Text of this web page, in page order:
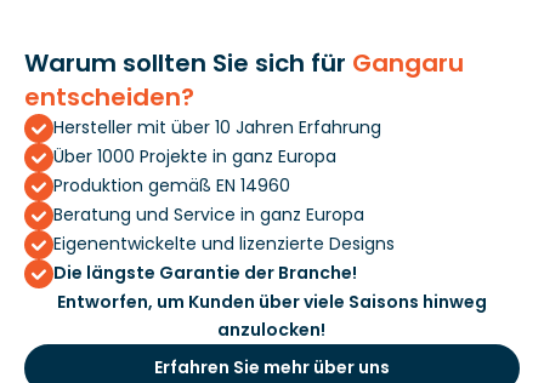
Warum sollten Sie sich für Gangaru
entscheiden?
Hersteller mit über 10 Jahren Erfahrung
Über 1000 Projekte in ganz Europa
Produktion gemäß EN 14960
Beratung und Service in ganz Europa
Eigenentwickelte und lizenzierte Designs
Die längste Garantie der Branche!
Entworfen, um Kunden über viele Saisons hinweg
anzulocken!
Erfahren Sie mehr über uns